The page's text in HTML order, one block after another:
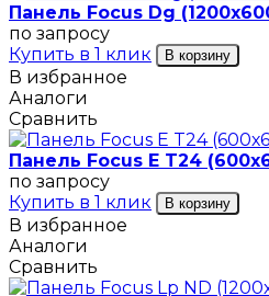
Панель Focus Dg
по запросу
Купить в 1 клик
В корзину
В избранное
Аналоги
Сравнить
Панель Focus E T24
по запросу
Купить в 1 клик
В корзину
В избранное
Аналоги
Сравнить